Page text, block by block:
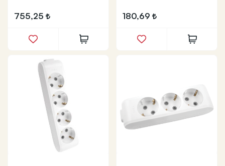
755,25 180,69